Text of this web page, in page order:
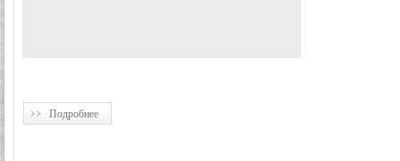
Подробнее